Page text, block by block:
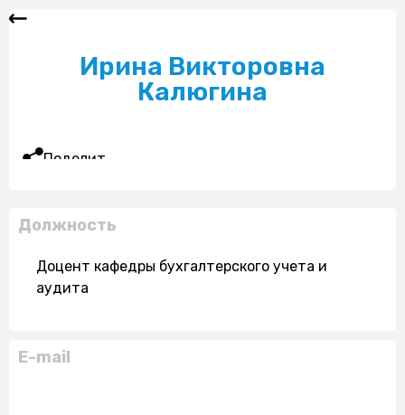
Ирина Викторовна
Калюгина
Поделиться
Должность
Доцент кафедры бухгалтерского учета и
аудита
E-mail